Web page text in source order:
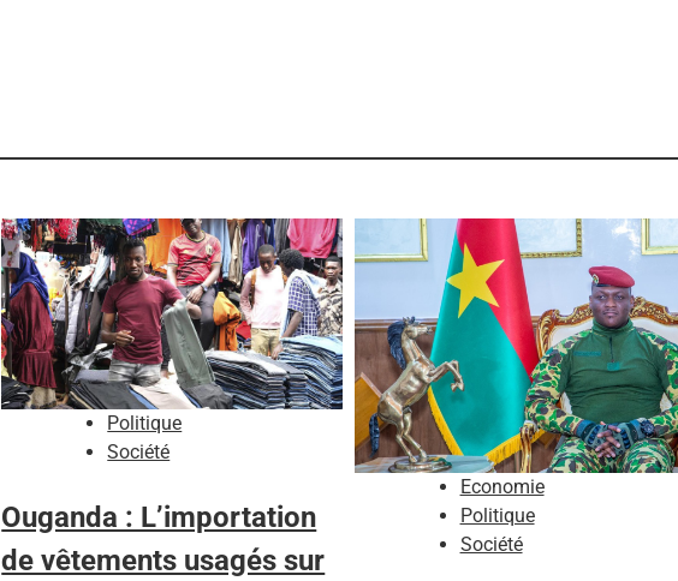
Politique
Société
Ouganda : L’importation
de vêtements usagés sur
Economie
Politique
Société